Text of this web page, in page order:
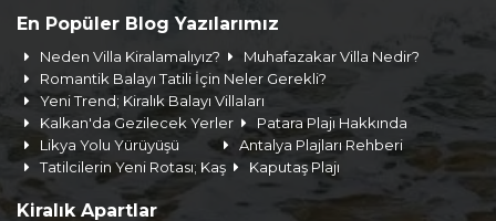
En Popüler Blog Yazılarımız
Neden Villa Kiralamalıyız?
Muhafazakar Villa Nedir?
Romantik Balayı Tatili İçin Neler Gerekli?
Yeni Trend; Kiralık Balayı Villaları
Kalkan'da Gezilecek Yerler
Patara Plajı Hakkında
Likya Yolu Yürüyüşü
Antalya Plajları Rehberi
Tatilcilerin Yeni Rotası; Kaş
Kaputaş Plajı
Kiralık Apartlar